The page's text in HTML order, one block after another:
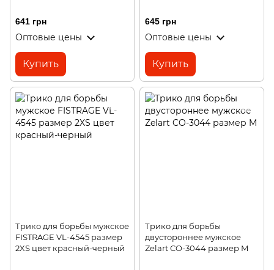
641 грн
Оптовые цены
Купить
645 грн
Оптовые цены
Купить
Трико для борьбы мужское
FISTRAGE VL-4545 размер
2XS цвет красный-черный
Трико для борьбы
двустороннее мужское
Zelart CO-3044 размер M